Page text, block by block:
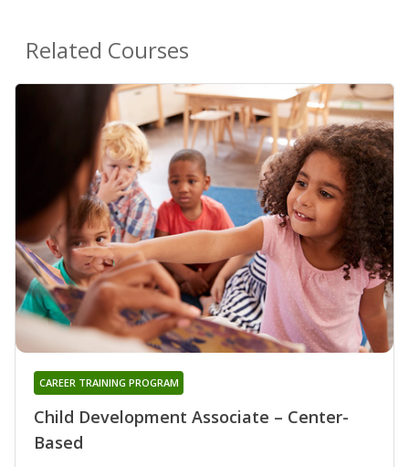
Related Courses
Child Development Associate – Center-
Based
CAREER TRAINING PROGRAM